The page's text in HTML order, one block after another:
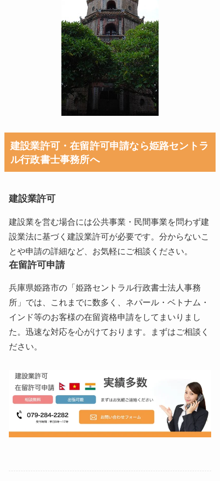
建設業許可・在留許可申請なら姫路セントラ
ル行政書士事務所へ
建設業許可
建設業を営む場合には公共事業・民間事業を問わず建
設業法に基づく建設業許可が必要です。分からないこ
とや申請の詳細など、お気軽にご相談ください。
在留許可申請
兵庫県姫路市の「姫路セントラル行政書士法人事務
所」では、これまでに数多く、ネパール・ベトナム・
インド等のお客様の在留資格申請をしてまいりまし
た。迅速な対応を心がけております。まずはご相談く
ださい。